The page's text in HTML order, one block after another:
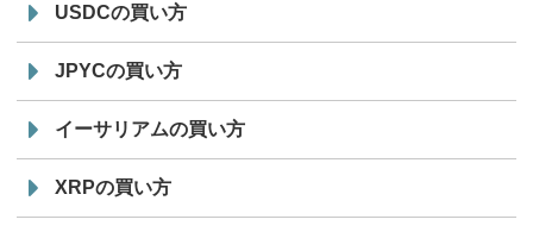
USDCの買い方
JPYCの買い方
イーサリアムの買い方
XRPの買い方